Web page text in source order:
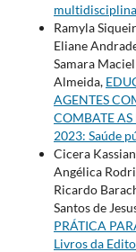
Ramyla
Eliane
Samara
Almeida,
AGENTES
COMBATE
2023: Saúde
Cicera
Angélica
Ricardo
Santos de
PRÁTICA
Livros da